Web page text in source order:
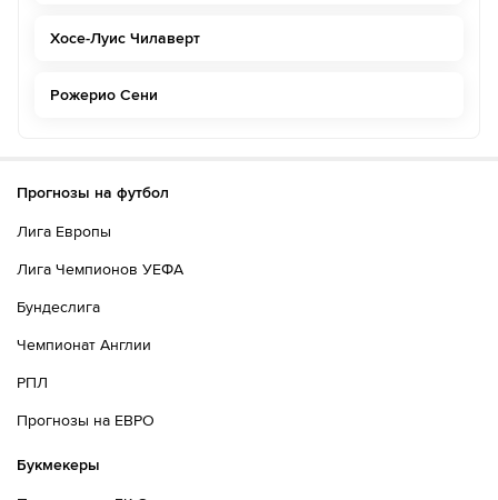
Хосе-Луис Чилаверт
Рожерио Сени
Прогнозы на футбол
Лига Европы
Лига Чемпионов УЕФА
Бундеслига
Чемпионат Англии
РПЛ
Прогнозы на ЕВРО
Букмекеры